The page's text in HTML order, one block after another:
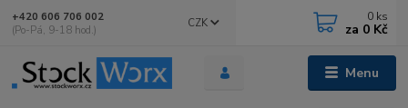
Menu
CZK
+420 606 706 002
(Po-Pá, 9-18 hod.)
0 ks
za 0 Kč